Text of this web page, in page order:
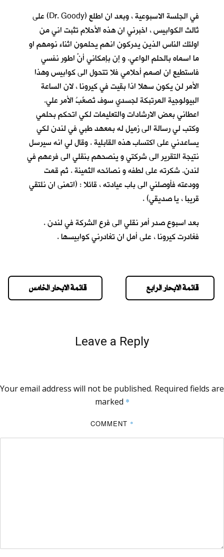
في الجلسة الاسبوعية ، وبعد ان اطلع (Dr. Goody) على
ثالث الكوابيس ، اخبرني ان هذه الأحلام تثبت اني من
اولئك الناس الذين يدركون انهم يحلمون اثناء نومهم او
ما اسماه بالحلم الواعي. و إن بإمكاني أنْ اطور نفسي
فاستطيع ان اصمم أحلامي فلا تتحول الى كوابيس وهذا
الأمر لن يكون سهلا اذا بقيت في كيرونا ، لان الساعة
البيولوجية المرتبكة لجسدي سوف تُصعِّبُ الأمر علي.
اعطاني بعض الارشادات والتعليمات لكي اتحكم بحلمي
وكتب لي رسالة الى زميل له بمعهد طبي في لندن لكي
يساعدني على اكتساب هذه القابلية . وقال لي انه سيرسل
نتيجة التقرير الى شركتي و ينصحهم بنقلي الى فرعهم في
لندن. شكرته على لطفه و نصائحه الثمينة . ثم قمت
وودعته فأوصلني الى باب عيادته ، قائلا : (اتمنى ان نلتقي
قريبا ، يا صديقي) .
بعد اسبوع صدر أمر نقلي الى فرع الشركة في لندن .
فغادرت كيرونا ، على أمل ان تغادرني كوابيسها .
قائمة الابحار الخامس قائمة الابحار الرابع
Leave a Reply
Your email address will not be published. Required fields are
marked *
COMMENT *